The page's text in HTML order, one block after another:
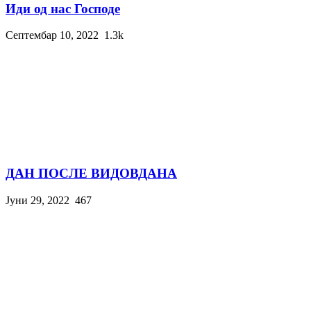
Иди од нас Господе
Септембар 10, 2022 1.3k
ДАН ПОСЛЕ ВИДОВДАНА
Јуни 29, 2022 467